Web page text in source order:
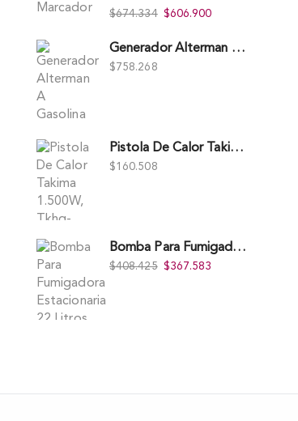
$674.334 $606.900
Generador Alterman A Gasolina 2T, 950W, Encendido Manual, 120 V, Con Chasis, EGG950-I.
$758.268
Pistola De Calor Takima 1.500W, Tkhg-1500.
$160.508
Bomba Para Fumigadora Estacionaria 22 Litros, Xp22-I.
$408.425 $367.583